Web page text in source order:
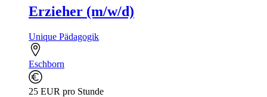
Erzieher (m/w/d)
Unique Pädagogik
Eschborn
25 EUR pro Stunde